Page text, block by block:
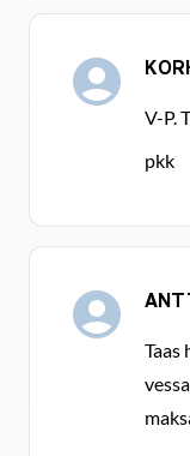
V-P.
pkk
Taas